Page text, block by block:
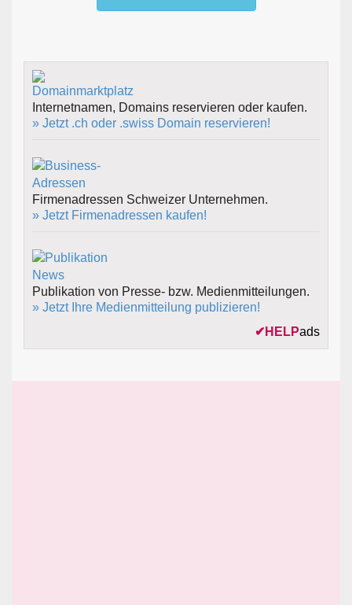
Internetnamen, Domains reservieren oder kaufen.
» Jetzt .ch oder .swiss Domain reservieren!
Firmenadressen Schweizer Unternehmen.
» Jetzt Firmenadressen kaufen!
Publikation von Presse- bzw. Medienmitteilungen.
» Jetzt Ihre Medienmitteilung publizieren!
✔ HELPads